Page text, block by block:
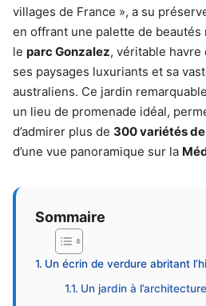
villages de France », a su
en offrant une palette de beautés
le parc Gonzalez, véritable havre
ses paysages luxuriants et sa
australiens. Ce jardin
un lieu de promenade idéal,
d’admirer plus de 300 variétés
d’une vue panoramique sur la
Sommaire
Un écrin de verdure abritant
Un jardin à